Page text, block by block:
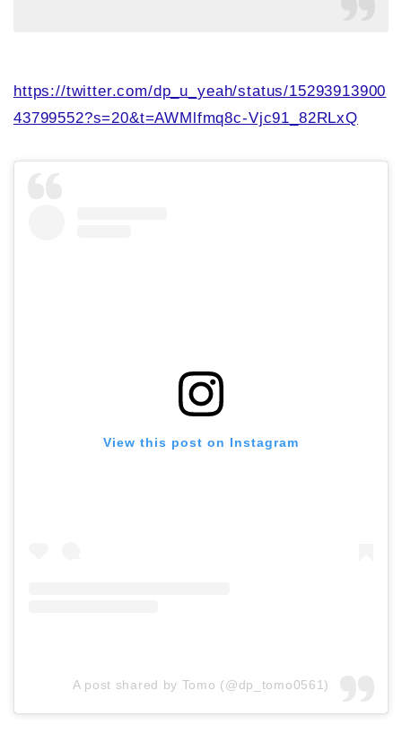
https://twitter.com/dp_u_yeah/status/15293913900
43799552?s=20&t=AWMlfmq8c-Vjc91_82RLxQ
View this post on Instagram
A post shared by Tomo (@dp_tomo0561)